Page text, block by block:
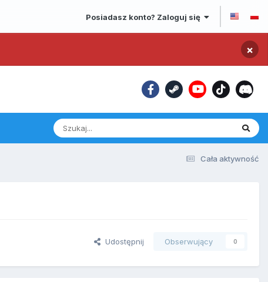
Posiadasz konto? Zaloguj się
×
Cała aktywność
Udostępnij Obserwujący 0